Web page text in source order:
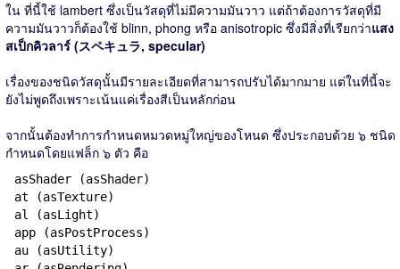
ใน ที่นี้ใช้ lambert ซึ่งเป็นวัสดุที่ไม่มีความมันวาว แต่ถ้าต้องการวัสดุที่มี
ความมันวาวก็ต้องใช้ blinn, phong หรือ anisotropic ซึ่งมีสิ่งที่เรียกว่าแสง
สเป็กคิวลาร์ (スペキュラ, specular)
เรื่องของชนิดวัสดุนั้นมีรายละเอียดที่สามารถปรับได้มากมาย แต่ในที่นี้จะ
ยังไม่พูดถึงเพราะเน้นแค่เรื่องสีเป็นหลักก่อน
จากนั้นต้องทำการกำหนดหมวดหมู่ใหญ่ของโหนด ซึ่งประกอบด้วย ๖ ชนิด
กำหนดโดยแฟล็ก ๖ ตัว คือ
asShader (asShader)
at (asTexture)
al (asLight)
app (asPostProcess)
au (asUtility)